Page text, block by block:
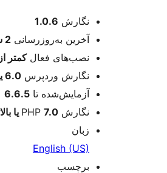
اطلاعات
نگارش 1.0.6
آخرین به‌روزرسانی 2 سال
نصب‌های فعالکمتر از 10
نگارش وردپرس 6.0 یا بالاتر
آزمایش‌شده تا 6.6.5
نگارش PHP 7.0 یا بالاتر
زبان
English (US)
برچسب